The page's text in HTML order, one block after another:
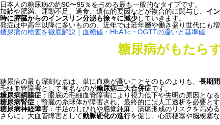
日本人の糖尿病の約90〜95％を占める最も一般的なタイプです。
加齢や肥満、運動不足、過食、遺伝的要因などが複合的に関与し、 イ
時に膵臓からのインスリン分泌も徐々に減少していきます。
発症は中高年以降に多いものの、近年では若年層や働き盛り世代にも
糖尿病の検査を徹底解説｜血糖値・HbA1c・OGTTの違いと基準値
糖尿病がもたら
糖尿病の最も深刻な点は、単に血糖が高いことそのものよりも、 長期
毛細血管障害として有名なのが糖尿病三大合併症です。
糖尿病網膜症 ：眼底の毛細血管障害により視力低下や失明の原因となる
糖尿病腎症 ：腎臓の糸球体が障害され、最終的には人工透析を必要と
糖尿病神経障害 ：手足のしびれや感覚鈍麻、潰瘍形成のリスクを高める
さらに、大血管障害として動脈硬化の進行を促し、心筋梗塞や脳梗塞